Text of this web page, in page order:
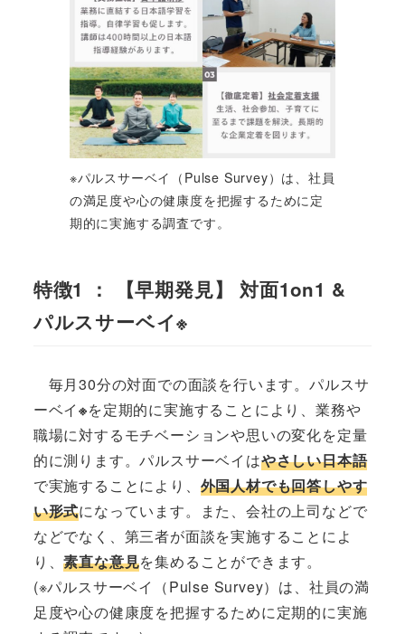
※パルスサーベイ（Pulse Survey）は、社員
の満足度や心の健康度を把握するために定
期的に実施する調査です。
特徴1 ： 【早期発見】
対面1on1 &
パルスサーベイ※
毎月30分の対面での面談を行います。パルスサ
ーベイ※を定期的に実施することにより、業務や
職場に対するモチベーションや思いの変化を定量
的に測ります。パルスサーベイはやさしい日本語
で実施することにより、 外国人材でも回答しやす
い形式になっています。また、会社の上司などで
などでなく、第三者が面談を実施することによ
り、素直な意見を集めることができます。
(※パルスサーベイ（Pulse Survey）は、社員の満
足度や心の健康度を把握するために定期的に実施